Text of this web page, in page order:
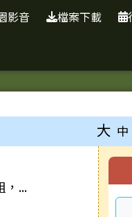
影音 檔案下載
大 中
，...